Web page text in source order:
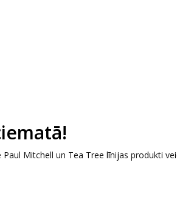
Mitchell un Tea Tree līnijas produkti